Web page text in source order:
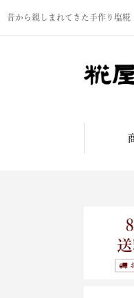
昔から親しまれてきた手作り塩